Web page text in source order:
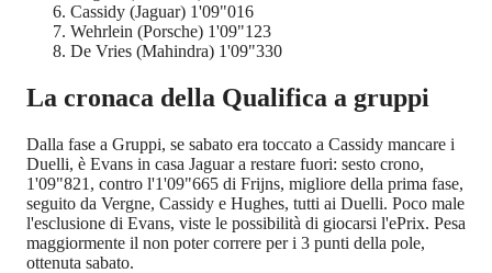
Cassidy (Jaguar) 1'09"016
Wehrlein (Porsche) 1'09"123
De Vries (Mahindra) 1'09"330
La cronaca della Qualifica a gruppi
Dalla fase a Gruppi, se sabato era toccato a Cassidy mancare i
Duelli, è Evans in casa Jaguar a restare fuori: sesto crono,
1'09"821, contro l'1'09"665 di Frijns, migliore della prima fase,
seguito da Vergne, Cassidy e Hughes, tutti ai Duelli. Poco male
l'esclusione di Evans, viste le possibilità di giocarsi l'ePrix. Pesa
maggiormente il non poter correre per i 3 punti della pole,
ottenuta sabato.